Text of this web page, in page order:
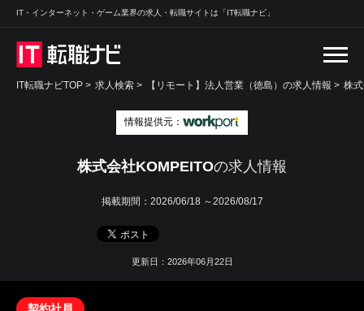
IT・インターネット・ゲーム業界の求人・転職サイトは「IT転職ナビ」
IT転職ナビTOP > 求人検索 > 【リモート】法人営業（徳島）の求人情報 > 株
情報提供元：
株式会社KOMPEITOの求人情報
掲載期間： 2026/06/18 ～2026/08/17
更新日：2026年06月22日